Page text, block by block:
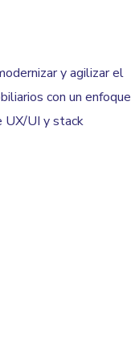
y agilizar el
con un enfoque
UX/UI y stack